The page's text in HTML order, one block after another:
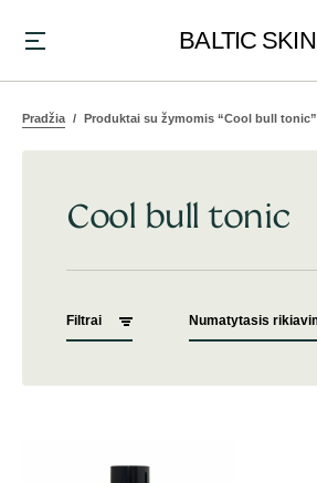
BALTIC SKIN
Pradžia Produktai su žymomis “Cool bull tonic”
Cool bull tonic
Filtrai